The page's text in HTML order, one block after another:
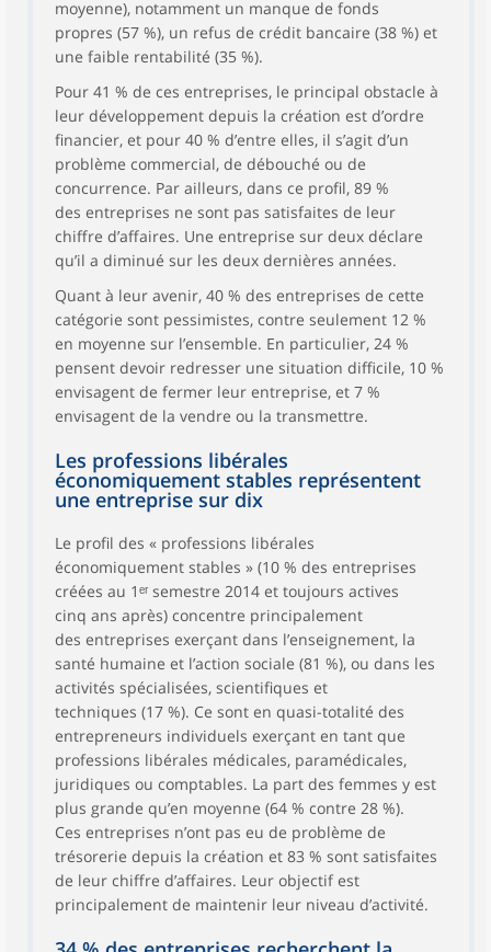
moyenne), notamment un manque de fonds
propres (57 %), un refus de crédit bancaire (38 %) et
une faible rentabilité (35 %).
Pour 41 % de ces entreprises, le principal obstacle à
leur développement depuis la création est d’ordre
financier, et pour 40 % d’entre elles, il s’agit d’un
problème commercial, de débouché ou de
concurrence. Par ailleurs, dans ce profil, 89 %
des entreprises ne sont pas satisfaites de leur
chiffre d’affaires. Une entreprise sur deux déclare
qu’il a diminué sur les deux dernières années.
Quant à leur avenir, 40 % des entreprises de cette
catégorie sont pessimistes, contre seulement 12 %
en moyenne sur l’ensemble. En particulier, 24 %
pensent devoir redresser une situation difficile, 10 %
envisagent de fermer leur entreprise, et 7 %
envisagent de la vendre ou la transmettre.
Les professions libérales
économiquement stables représentent
une entreprise sur dix
Le profil des « professions libérales
économiquement stables » (10 % des entreprises
créées au 1ᵉʳ semestre 2014 et toujours actives
cinq ans après) concentre principalement
des entreprises exerçant dans l’enseignement, la
santé humaine et l’action sociale (81 %), ou dans les
activités spécialisées, scientifiques et
techniques (17 %). Ce sont en quasi-totalité des
entrepreneurs individuels exerçant en tant que
professions libérales médicales, paramédicales,
juridiques ou comptables. La part des femmes y est
plus grande qu’en moyenne (64 % contre 28 %).
Ces entreprises n’ont pas eu de problème de
trésorerie depuis la création et 83 % sont satisfaites
de leur chiffre d’affaires. Leur objectif est
principalement de maintenir leur niveau d’activité.